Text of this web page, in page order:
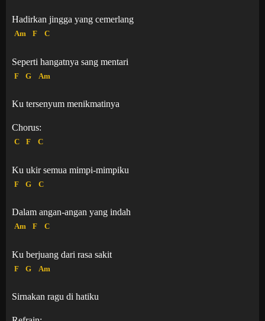
Hadirkan jingga yang cemerlang
Am F C
Seperti hangatnya sang mentari
F G Am
Ku tersenyum menikmatinya
Chorus:
C F C
Ku ukir semua mimpi-mimpiku
F G C
Dalam angan-angan yang indah
Am F C
Ku berjuang dari rasa sakit
F G Am
Sirnakan ragu di hatiku